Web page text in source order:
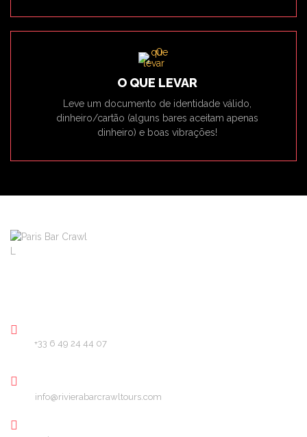
O QUE LEVAR
Leve um documento de identidade válido,
dinheiro/cartão (alguns bares aceitam apenas
dinheiro) e boas vibrações!
+33 6 49 24 44 07
info@rivierabarcrawltours.com